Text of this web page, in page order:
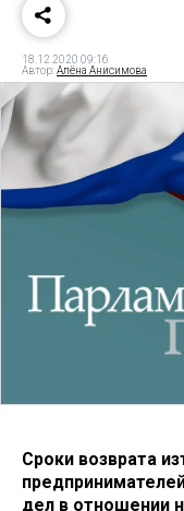
18.12.2020 09:16
Автор:Алёна Анисимова
Сроки возврата
дел в отношении